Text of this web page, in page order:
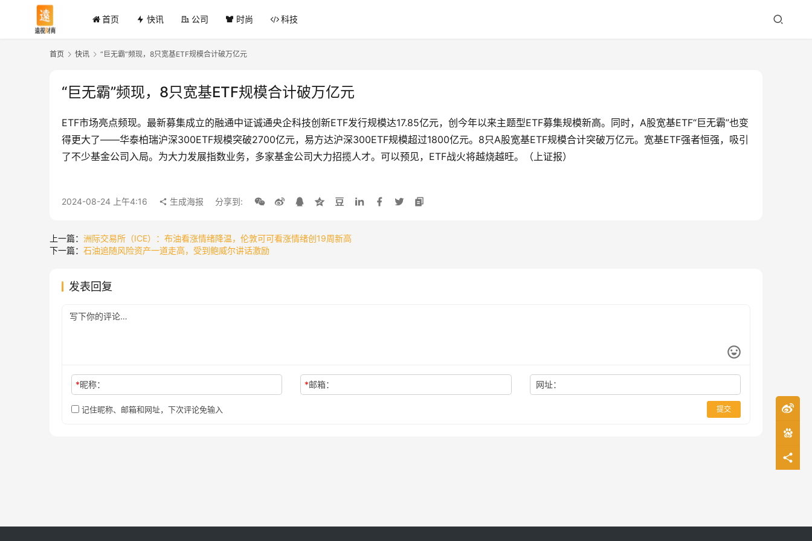
首页 快讯 公司 时尚 科技
首页 快讯 “巨无霸”频现，8只宽基ETF规模合计破万亿元
“巨无霸”频现，8只宽基ETF规模合计破万亿元
ETF市场亮点频现。最新募集成立的融通中证诚通央企科技创新ETF发行规模达17.85亿元，创今年以来主题型ETF募集规模新高。同时，A股宽基ETF“巨无霸”也变
得更大了——华泰柏瑞沪深300ETF规模突破2700亿元，易方达沪深300ETF规模超过1800亿元。8只A股宽基ETF规模合计突破万亿元。宽基ETF强者恒强，吸引
了不少基金公司入局。为大力发展指数业务，多家基金公司大力招揽人才。可以预见，ETF战火将越烧越旺。（上证报）
2024-08-24 上午4:16 生成海报 分享到:
上一篇： 洲际交易所（ICE）：布油看涨情绪降温，伦敦可可看涨情绪创19周新高
下一篇： 石油追随风险资产一道走高，受到鲍威尔讲话激励
发表回复
*昵称： *邮箱： 网址：
记住昵称、邮箱和网址，下次评论免输入 提交